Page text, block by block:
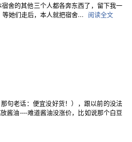
舍的其他三个人都各奔东西了，留下我一
她们走后，本人就把宿舍... 阅读全文
句老话：便宜没好货！），跟以前的没法
酱油----难道酱油没涨价，比如说那个白豆